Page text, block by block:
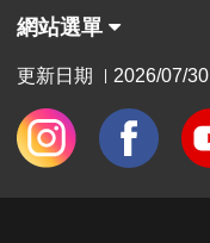
網站選單
更新日期 2026/07/30